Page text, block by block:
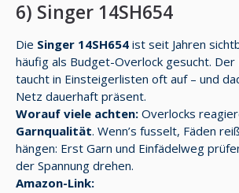
6) Singer 14SH654
Die Singer 14SH654 ist seit Jahren
häufig als Budget-Overlock gesucht. Der
taucht in Einsteigerlisten oft auf – und
Netz dauerhaft präsent.
Worauf viele achten: Overlocks
Garnqualität. Wenn’s fusselt, Fäden
hängen: Erst Garn und Einfädelweg
der Spannung drehen.
Amazon-Link: